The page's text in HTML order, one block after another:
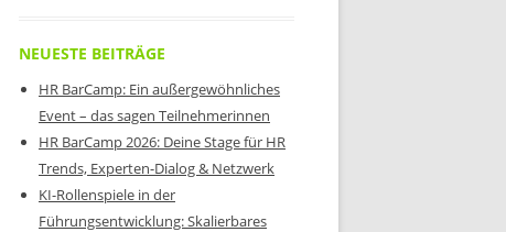
NEUESTE BEITRÄGE
HR BarCamp: Ein außergewöhnliches
Event – das sagen Teilnehmerinnen
HR BarCamp 2026: Deine Stage für HR
Trends, Experten-Dialog & Netzwerk
KI-Rollenspiele in der
Führungsentwicklung: Skalierbares